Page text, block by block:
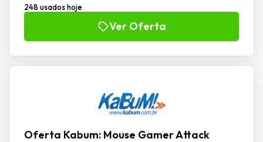
248 usados hoje
Ver Oferta
Oferta Kabum: Mouse Gamer Attack